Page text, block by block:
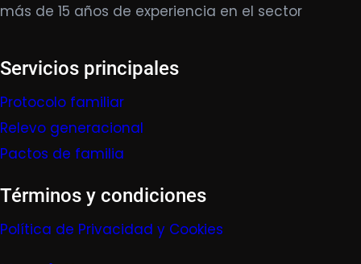
más de 15 años de experiencia en el sector
Servicios principales
Protocolo familiar
Relevo generacional
Pactos de familia
Términos y condiciones
Política de Privacidad y Cookies